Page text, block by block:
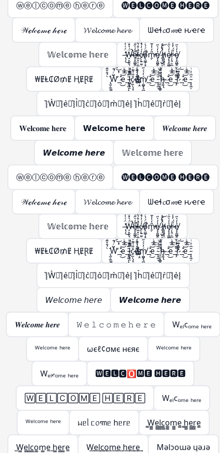
ⓦⓔⓛⓒⓞⓜⓔ ⓗⓔⓡⓔ 🅦🅔🅛🅒🅞🅜🅔 🅗🅔🅡🅔
𝒲ℯ𝓁𝒸ℴ𝓂ℯ 𝒽ℯ𝓇ℯ 𝓦𝓮𝓵𝓬𝓸𝓶𝓮 𝓱𝓮𝓻𝓮 ᗯҽɬ𝓬σ𝓶ҽ ԋҽɾҽ
𝕎𝕖𝕝𝕔𝕠𝕞𝕖 𝕙𝕖𝕣𝕖 ̶̢̹͑̈́́̍́͌͘͜Ẅ̶̵̛͓̙̣̯͉̳̣́̔̊̋̃̔̋̍̿̀͒̕̚͠͝e̸̵̞͙̰̻̭̖̭͓̫͔̩̔̒͛̋͑̅̍͐̚͜l̷̶͖͙͕̦̫̺̣̙̳͚̄̇͒́͂̈́͆̇͑͗̽͘͘c̸̵̨̜͍̤͍͍͖̦͎̓́̓́̊̊̆̈̑̀̊͐́ǫ̸̴̤̳̩̝̭̗͉̣̱̦͒̈́́̀͒̅̽̿̽͘̚m̵̵̱̣̎̒̍̾̃̔̋̍̿̀͒̕͝e̸̞͙̰̻̭̖̭͓̫̔̒͛̋͜ ̷̢̡̺̥͎̝͈̬͈̳̈́̔͑͝h̸̵̢̢̥̟̤̜̺̳̣̔͑̊̇̀̏̈́̍̋̄̃̔̋̍̿̀͒͝ͅe̸̷̡̞͙̰̻̭̖̭͓̫̭̱̬̔̒͛̋͐̏͊͜͠͝ŗ̷̵̢̤͕̼̣̈̋́̓̾̄̿̃̔̋̍̿̀͒͜͜͝e̸̞͙̰̻̭̖̭͓̫̔̒͛̋͜
₩ɆⱠ₵Ø₥Ɇ ⱧɆⱤɆ ̢̛̫̦̫̫̪͍̪̝̳̠̖̠̀̉̂̌͊ͩ̑͌̀W̶̨̺͕̖̗͕̮̭̳͈̙̩͑ͬ̉͂͋̈́ͯ͂ͨͭ̇͐͊͆̑̏̋ͭ́̋̓ͮ̾ͭ̆̇̚̕͢͜͠͡_̶̷̧̢͉̠̘̹̼͚̣͇͍̊ͪͨ̊̈́ͩ̎͆̔ͨ̊͐ͣ̈̀͐ͫ͜͝͞͠ͅe_̴̧̞͖̦͓̞̗̙͚̄̅ͭ͗ͥ̈́̇ͬͧͣ͘͞͡l̶̵̷̛͚̗̥̯̞͎̖̬̝̤̯͈̭͓̪̗̫̱̜͙̗̦̤̪̝̳͎̝̝̳̦̲͉̩̠͆̿ͩ͊̒͛ͪ͐̅ͩ̅ͭ͑͌̽̍̾̐ͬ̔̏͂̎̔̀͛͒͝͠ͅç̷̢̠̫̹̞̞̲̬̤͎͚̗̐̍͌̒̇̀̈́̊̂̓ͣͮ̏̽͗ͥͭ̓̌̐̽̐ͭ͜͜͢ͅo̶̶̴̸̬̮̜̳̬͙̤̗͎̗̦̲͕̠̰̱̣͕̮̰͇̖͚̫̬̲ͤ͛̑͌̇ͭ́͊̍̈̏͛͑̈ͮ̏̆ͩ̇̊̂͘̚͘͢͡ͅḿ̸̦̻͙͉̻̟̲̭̟͓̬̓ͯ́̋̓ͮ̾ͭ̆̇͞͡_̶̷̧̢͉̠̘̹̼͚̣͇͍̊ͪͨ̊̈́ͩ̎͆̔ͨ̊͐ͣ̈̀͐ͫ͜͝͞͠ͅe_̴̧̞͖̦̄̅ͭ͗ͥ ̖̱̮͙̻̞̦̙̝͖ͫ̿̎͊̀̇͡͠͝h̷̸̢̝͕̥̗̜̹̠͉̗ͮ̒̌͆͑͌̀͆̀̇ͦ͒̓́̋̓ͮ̾ͭ̆̇͢͟͞͡ͅ_̶̷̧̢͉̠̘̹̼͚̣͇͍̊ͪͨ̊̈́ͩ̎͆̔ͨ̊͐ͣ̈̀͐ͫ͜͝͞͠ͅe_̴̧̢̞͖̦͉̲̬̤͙̪͎̣̰̱̘̯̜̭̖̲̄̅ͭ͗ͥ͒ͫ̃ͪ͒̓ͦ̓͒̎͂̌͌̾̀̄͊ͫ͘͘͢͜͜r̴̷̨̨̢̢̫̯͇̙̱̫͇͇͎̒ͩ̓́̈ͥ͗̓ͤ̊́͒ͬ̓̀́̋̓ͮ̾ͭ̆̇̕͜͠͡ͅ_̶̷̧̢͉̠̘̹̼͚̣͇͍̊ͪͨ̊̈́ͩ̎͆̔ͨ̊͐ͣ̈̀͐ͫ͜͝͞͠ͅe_̴̧̞͖̦̄̅ͭ͗ͥ
͛⦚W͛⦚͛⦚e͛⦚͛⦚l͛⦚͛⦚c͛⦚͛⦚o͛⦚͛⦚m͛⦚͛⦚e͛⦚ ͛⦚h͛⦚͛⦚e͛⦚͛⦚r͛⦚͛⦚e͛⦚
𝐖𝐞𝐥𝐜𝐨𝐦𝐞 𝐡𝐞𝐫𝐞 𝗪𝗲𝗹𝗰𝗼𝗺𝗲 𝗵𝗲𝗿𝗲 𝑾𝒆𝒍𝒄𝒐𝒎𝒆 𝒉𝒆𝒓𝒆
𝙒𝙚𝙡𝙘𝙤𝙢𝙚 𝙝𝙚𝙧𝙚 𝕎𝕖𝕝𝕔𝕠𝕞𝕖 𝕙𝕖𝕣𝕖
ⓦⓔⓛⓒⓞⓜⓔ ⓗⓔⓡⓔ 🅦🅔🅛🅒🅞🅜🅔 🅗🅔🅡🅔
𝒲ℯ𝓁𝒸ℴ𝓂ℯ 𝒽ℯ𝓇ℯ 𝓦𝓮𝓵𝓬𝓸𝓶𝓮 𝓱𝓮𝓻𝓮 ᗯҽɬ𝓬σ𝓶ҽ ԋҽɾҽ
𝕎𝕖𝕝𝕔𝕠𝕞𝕖 𝕙𝕖𝕣𝕖 ̶̢̹͑̈́́̍́͌͘͜Ẅ̶̵̛͓̙̣̯͉̳̣́̔̊̋̃̔̋̍̿̀͒̕̚͠͝e̸̵̞͙̰̻̭̖̭͓̫͔̩̔̒͛̋͑̅̍͐̚͜l̷̶͖͙͕̦̫̺̣̙̳͚̄̇͒́͂̈́͆̇͑͗̽͘͘c̸̵̨̜͍̤͍͍͖̦͎̓́̓́̊̊̆̈̑̀̊͐́ǫ̸̴̤̳̩̝̭̗͉̣̱̦͒̈́́̀͒̅̽̿̽͘̚m̵̵̱̣̎̒̍̾̃̔̋̍̿̀͒̕͝e̸̞͙̰̻̭̖̭͓̫̔̒͛̋͜ ̷̢̡̺̥͎̝͈̬͈̳̈́̔͑͝h̸̵̢̢̥̟̤̜̺̳̣̔͑̊̇̀̏̈́̍̋̄̃̔̋̍̿̀͒͝ͅe̸̷̡̞͙̰̻̭̖̭͓̫̭̱̬̔̒͛̋͐̏͊͜͠͝ŗ̷̵̢̤͕̼̣̈̋́̓̾̄̿̃̔̋̍̿̀͒͜͜͝e̸̞͙̰̻̭̖̭͓̫̔̒͛̋͜
₩ɆⱠ₵Ø₥Ɇ ⱧɆⱤɆ ̢̛̫̦̫̫̪͍̪̝̳̠̖̠̀̉̂̌͊ͩ̑͌̀W̶̨̺͕̖̗͕̮̭̳͈̙̩͑ͬ̉͂͋̈́ͯ͂ͨͭ̇͐͊͆̑̏̋ͭ́̋̓ͮ̾ͭ̆̇̚̕͢͜͠͡_̶̷̧̢͉̠̘̹̼͚̣͇͍̊ͪͨ̊̈́ͩ̎͆̔ͨ̊͐ͣ̈̀͐ͫ͜͝͞͠ͅe_̴̧̞͖̦͓̞̗̙͚̄̅ͭ͗ͥ̈́̇ͬͧͣ͘͞͡l̶̵̷̛͚̗̥̯̞͎̖̬̝̤̯͈̭͓̪̗̫̱̜͙̗̦̤̪̝̳͎̝̝̳̦̲͉̩̠͆̿ͩ͊̒͛ͪ͐̅ͩ̅ͭ͑͌̽̍̾̐ͬ̔̏͂̎̔̀͛͒͝͠ͅç̷̢̠̫̹̞̞̲̬̤͎͚̗̐̍͌̒̇̀̈́̊̂̓ͣͮ̏̽͗ͥͭ̓̌̐̽̐ͭ͜͜͢ͅo̶̶̴̸̬̮̜̳̬͙̤̗͎̗̦̲͕̠̰̱̣͕̮̰͇̖͚̫̬̲ͤ͛̑͌̇ͭ́͊̍̈̏͛͑̈ͮ̏̆ͩ̇̊̂͘̚͘͢͡ͅḿ̸̦̻͙͉̻̟̲̭̟͓̬̓ͯ́̋̓ͮ̾ͭ̆̇͞͡_̶̷̧̢͉̠̘̹̼͚̣͇͍̊ͪͨ̊̈́ͩ̎͆̔ͨ̊͐ͣ̈̀͐ͫ͜͝͞͠ͅe_̴̧̞͖̦̄̅ͭ͗ͥ ̖̱̮͙̻̞̦̙̝͖ͫ̿̎͊̀̇͡͠͝h̷̸̢̝͕̥̗̜̹̠͉̗ͮ̒̌͆͑͌̀͆̀̇ͦ͒̓́̋̓ͮ̾ͭ̆̇͢͟͞͡ͅ_̶̷̧̢͉̠̘̹̼͚̣͇͍̊ͪͨ̊̈́ͩ̎͆̔ͨ̊͐ͣ̈̀͐ͫ͜͝͞͠ͅe_̴̧̢̞͖̦͉̲̬̤͙̪͎̣̰̱̘̯̜̭̖̲̄̅ͭ͗ͥ͒ͫ̃ͪ͒̓ͦ̓͒̎͂̌͌̾̀̄͊ͫ͘͘͢͜͜r̴̷̨̨̢̢̫̯͇̙̱̫͇͇͎̒ͩ̓́̈ͥ͗̓ͤ̊́͒ͬ̓̀́̋̓ͮ̾ͭ̆̇̕͜͠͡ͅ_̶̷̧̢͉̠̘̹̼͚̣͇͍̊ͪͨ̊̈́ͩ̎͆̔ͨ̊͐ͣ̈̀͐ͫ͜͝͞͠ͅe_̴̧̞͖̦̄̅ͭ͗ͥ
͛⦚W͛⦚͛⦚e͛⦚͛⦚l͛⦚͛⦚c͛⦚͛⦚o͛⦚͛⦚m͛⦚͛⦚e͛⦚ ͛⦚h͛⦚͛⦚e͛⦚͛⦚r͛⦚͛⦚e͛⦚
𝘞𝘦𝘭𝘤𝘰𝘮𝘦 𝘩𝘦𝘳𝘦 𝙒𝙚𝙡𝙘𝙤𝙢𝙚 𝙝𝙚𝙧𝙚
𝑾𝒆𝒍𝒄𝒐𝒎𝒆 𝒉𝒆𝒓𝒆 𝚆 𝚎 𝚕 𝚌 𝚘 𝚖 𝚎 𝚑 𝚎 𝚛 𝚎 Wₑₗcₒₘₑ ₕₑᵣₑ
ᵂᵉˡᶜᵒᵐᵉ ʰᵉʳᵉ ωєℓ¢σмє нєяє ᵂᵉˡᶜᵒᵐᵉ ʰᵉʳᵉ
Wₑₗ𝒸ₒₘₑ ₕₑᵣₑ 🆆🅴🅻🅲🅾🅼🅴 🅷🅴🆁🅴
🅆🄴🄻🄲🄾🄼🄴 🄷🄴🅁🄴 Wₑₗcₒₘₑ ₕₑᵣₑ
ᵂᵉˡᶜᵒᵐᵉ ʰᵉʳᵉ ᥕᥱᥣ ᥴ᥆꧑ᥱ hᥱrᥱ ̳W̳̳e̳̳l̳̳c̳̳o̳̳m̳̳e̳ ̳h̳̳e̳̳r̳̳e̳
̲W̲̲e̲̲l̲̲c̲̲o̲̲m̲̲e̲ ̲h̲̲e̲̲r̲̲e̲ W͢e͢l͢c͢o͢m͢e͢ h͢e͢r͢e͢ Mǝlɔoɯǝ ɥǝɹǝ